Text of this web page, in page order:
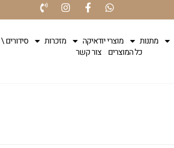
מתנות מוצרי יודאיקה מזכרות סידורים
כל המוצרים צור קשר